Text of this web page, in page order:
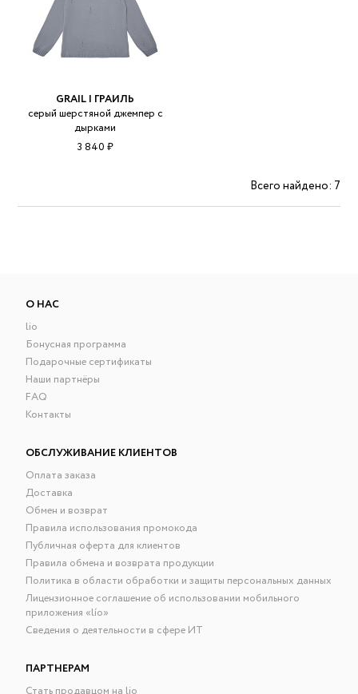
GRAIL | ГРАИЛЬ
серый шерстяной джемпер с
дырками
3 840 ₽
Всего найдено: 7
О НАС
lio
Бонусная программа
Подарочные сертификаты
Наши партнёры
FAQ
Контакты
ОБСЛУЖИВАНИЕ КЛИЕНТОВ
Оплата заказа
Доставка
Обмен и возврат
Правила использования промокода
Публичная оферта для клиентов
Правила обмена и возврата продукции
Политика в области обработки и защиты персональных данных
Лицензионное соглашение об использовании мобильного
приложения «lío»
Сведения о деятельности в сфере ИТ
ПАРТНЕРАМ